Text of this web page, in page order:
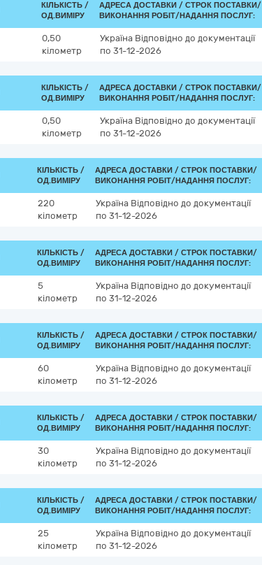
КІЛЬКІСТЬ /
ОД.ВИМІРУ
АДРЕСА ДОСТАВКИ / СТРОК ПОСТАВКИ/
ВИКОНАННЯ РОБІТ/НАДАННЯ ПОСЛУГ:
0,50
кілометр
Україна Відповідно до документації
по 31-12-2026
КІЛЬКІСТЬ /
ОД.ВИМІРУ
АДРЕСА ДОСТАВКИ / СТРОК ПОСТАВКИ/
ВИКОНАННЯ РОБІТ/НАДАННЯ ПОСЛУГ:
0,50
кілометр
Україна Відповідно до документації
по 31-12-2026
КІЛЬКІСТЬ /
ОД.ВИМІРУ
АДРЕСА ДОСТАВКИ / СТРОК ПОСТАВКИ/
ВИКОНАННЯ РОБІТ/НАДАННЯ ПОСЛУГ:
220
кілометр
Україна Відповідно до документації
по 31-12-2026
КІЛЬКІСТЬ /
ОД.ВИМІРУ
АДРЕСА ДОСТАВКИ / СТРОК ПОСТАВКИ/
ВИКОНАННЯ РОБІТ/НАДАННЯ ПОСЛУГ:
5
кілометр
Україна Відповідно до документації
по 31-12-2026
КІЛЬКІСТЬ /
ОД.ВИМІРУ
АДРЕСА ДОСТАВКИ / СТРОК ПОСТАВКИ/
ВИКОНАННЯ РОБІТ/НАДАННЯ ПОСЛУГ:
60
кілометр
Україна Відповідно до документації
по 31-12-2026
КІЛЬКІСТЬ /
ОД.ВИМІРУ
АДРЕСА ДОСТАВКИ / СТРОК ПОСТАВКИ/
ВИКОНАННЯ РОБІТ/НАДАННЯ ПОСЛУГ:
30
кілометр
Україна Відповідно до документації
по 31-12-2026
КІЛЬКІСТЬ /
ОД.ВИМІРУ
АДРЕСА ДОСТАВКИ / СТРОК ПОСТАВКИ/
ВИКОНАННЯ РОБІТ/НАДАННЯ ПОСЛУГ:
25
кілометр
Україна Відповідно до документації
по 31-12-2026